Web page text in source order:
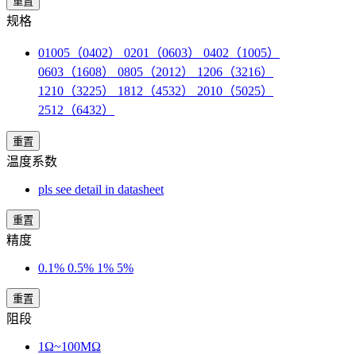
规格
01005（0402） 0201（0603） 0402（1005）
0603（1608） 0805（2012） 1206（3216）
1210（3225） 1812（4532） 2010（5025）
2512（6432）
重置
温度系数
pls see detail in datasheet
重置
精度
0.1% 0.5% 1% 5%
重置
阻段
1Ω~100MΩ